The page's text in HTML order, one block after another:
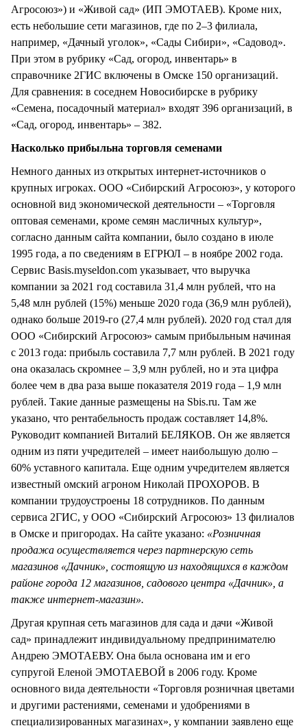
Агросоюз») и «Живой сад» (ИП ЭМОТАЕВ). Кроме них,
есть небольшие сети магазинов, где по 2–3 филиала,
например, «Дачный уголок», «Сады Сибири», «Садовод».
При этом в рубрику «Сад, огород, инвентарь» в
справочнике 2ГИС включены в Омске 150 организаций.
Для сравнения: в соседнем Новосибирске в рубрику
«Семена, посадочный материал» входят 396 организаций, в
«Сад, огород, инвентарь» – 382.
Насколько прибыльна торговля семенами
Немного данных из открытых интернет-источников о
крупных игроках. ООО «Сибирский Агросоюз», у которого
основной вид экономической деятельности – «Торговля
оптовая семенами, кроме семян масличных культур»,
согласно данным сайта компании, было создано в июле
1995 года, а по сведениям в ЕГРЮЛ – в ноябре 2002 года.
Сервис Basis.myseldon.com указывает, что выручка
компании за 2021 год составила 31,4 млн рублей, что на
5,48 млн рублей (15%) меньше 2020 года (36,9 млн рублей),
однако больше 2019-го (27,4 млн рублей). 2020 год стал для
ООО «Сибирский Агросоюз» самым прибыльным начиная
с 2013 года: прибыль составила 7,7 млн рублей. В 2021 году
она оказалась скромнее – 3,9 млн рублей, но и эта цифра
более чем в два раза выше показателя 2019 года – 1,9 млн
рублей. Такие данные размещены на Sbis.ru. Там же
указано, что рентабельность продаж составляет 14,8%.
Руководит компанией Виталий БЕЛЯКОВ. Он же является
одним из пяти учредителей – имеет наибольшую долю –
60% уставного капитала. Еще одним учредителем является
известный омский агроном Николай ПРОХОРОВ. В
компании трудоустроены 18 сотрудников. По данным
сервиса 2ГИС, у ООО «Сибирский Агросоюз» 13 филиалов
в Омске и пригородах. На сайте указано: «Розничная
продажа осуществляется через партнерскую сеть
магазинов «Дачник», состоящую из находящихся в каждом
районе города 12 магазинов, садового центра «Дачник», а
также интернет-магазин».
Другая крупная сеть магазинов для сада и дачи «Живой
сад» принадлежит индивидуальному предпринимателю
Андрею ЭМОТАЕВУ. Она была основана им и его
супругой Еленой ЭМОТАЕВОЙ в 2006 году. Кроме
основного вида деятельности «Торговля розничная цветами
и другими растениями, семенами и удобрениями в
специализированных магазинах», у компании заявлено еще